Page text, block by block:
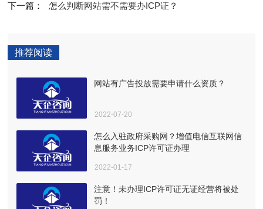
下一篇：
怎么判断网站需不需要办ICP证？
推荐阅读
网站有广告投放需要申请什么资质？
2022-07-20
怎么入驻政府采购网？增值电信互联网信
息服务业务ICP许可证办理
2022-01-17
注意！未办理ICP许可证无证经营将被处
罚！